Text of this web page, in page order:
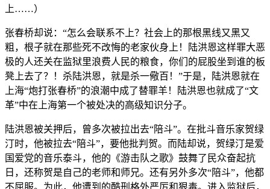
上……）
张春桥却说：“怎么会联系不上？社会上的那根黑线又黑又
粗，根子就在那些死不改悔的老家伙身上！陆洪恩这样罪大恶
极的人还关在监狱里浪费人民的粮食，你们的屁股坐到谁的板
凳上去了？！杀陆洪恩，就是杀一儆百！”于是，陆洪恩就在
上海“炮打张春桥”的浪潮中成了替罪羊！陆洪恩也就成了“文
革”中在上海第一个被处决的高级知识分子。
陆洪恩被关押后，曾多次被拉出去“陪斗”。在批斗音乐家贺绿
汀时，他被拉去“陪斗”，要他批判贺。而陆却说，贺绿汀是爱
国爱党的音乐泰斗，他的《游击队之歌》鼓舞了民众奋起抗
日，还称贺是自己的老师和师兄。还有另外多次“陪斗”，他都
不屈服。为此，他遭到的酷刑格外严厉和狠毒。进入监狱后，